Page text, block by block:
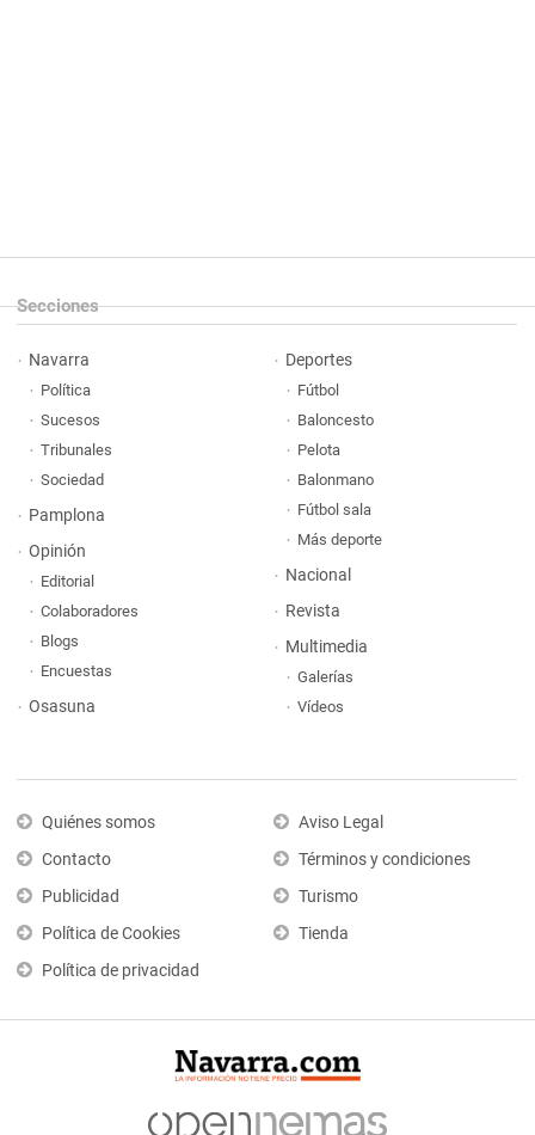
Secciones
Navarra
Política
Sucesos
Tribunales
Sociedad
Pamplona
Opinión
Editorial
Colaboradores
Blogs
Encuestas
Osasuna
Deportes
Fútbol
Baloncesto
Pelota
Balonmano
Fútbol sala
Más deporte
Nacional
Revista
Multimedia
Galerías
Vídeos
Quiénes somos
Contacto
Publicidad
Política de Cookies
Política de privacidad
Aviso Legal
Términos y condiciones
Turismo
Tienda